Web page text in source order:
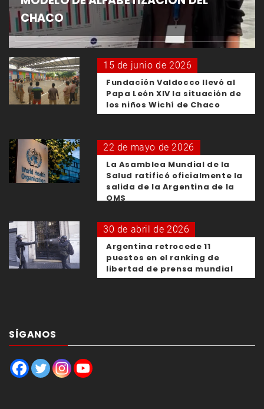
CHACO
15 de junio de 2026
Fundación Valdocco llevó al
Papa León XIV la situación de
los niños Wichí de Chaco
22 de mayo de 2026
La Asamblea Mundial de la
Salud ratificó oficialmente la
salida de la Argentina de la
OMS
30 de abril de 2026
Argentina retrocede 11
puestos en el ranking de
libertad de prensa mundial
SÍGANOS